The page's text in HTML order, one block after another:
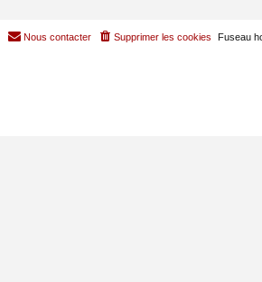
Fuseau
Supprimer les cookies
Nous contacter